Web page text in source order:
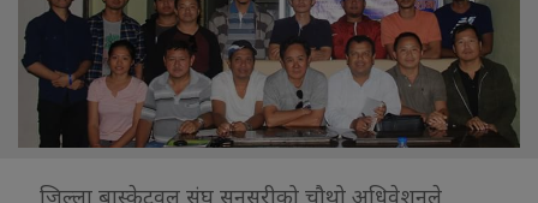
जिल्ला बास्केटवल संघ सुनसरीको चौथो अधिवेशनले